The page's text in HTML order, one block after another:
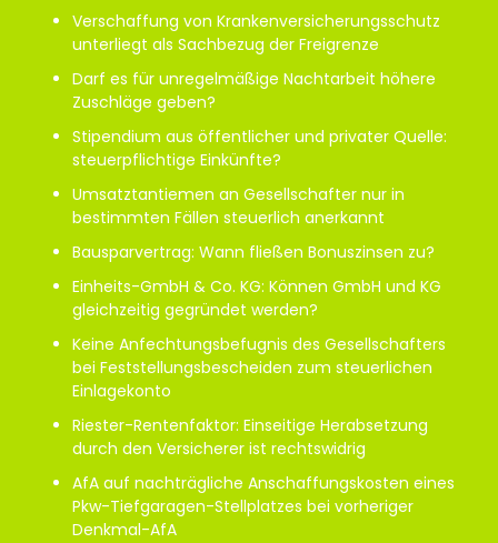
Verschaffung von Krankenversicherungsschutz
unterliegt als Sachbezug der Freigrenze
Darf es für unregelmäßige Nachtarbeit höhere
Zuschläge geben?
Stipendium aus öffentlicher und privater Quelle:
steuerpflichtige Einkünfte?
Umsatztantiemen an Gesellschafter nur in
bestimmten Fällen steuerlich anerkannt
Bausparvertrag: Wann fließen Bonuszinsen zu?
Einheits-GmbH & Co. KG: Können GmbH und KG
gleichzeitig gegründet werden?
Keine Anfechtungsbefugnis des Gesellschafters
bei Feststellungsbescheiden zum steuerlichen
Einlagekonto
Riester-Rentenfaktor: Einseitige Herabsetzung
durch den Versicherer ist rechtswidrig
AfA auf nachträgliche Anschaffungskosten eines
Pkw-Tiefgaragen-Stellplatzes bei vorheriger
Denkmal-AfA